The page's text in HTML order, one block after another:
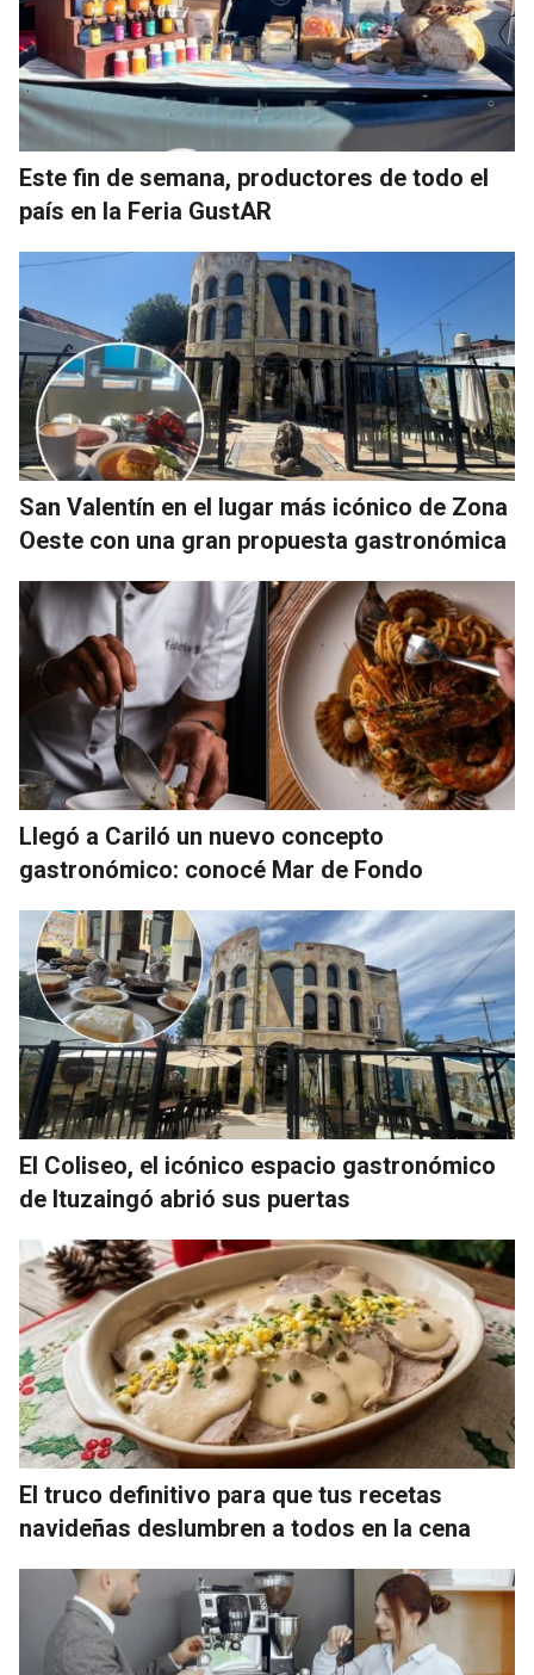
Este fin de semana, productores de todo el
país en la Feria GustAR
San Valentín en el lugar más icónico de Zona
Oeste con una gran propuesta gastronómica
Llegó a Cariló un nuevo concepto
gastronómico: conocé Mar de Fondo
El Coliseo, el icónico espacio gastronómico
de Ituzaingó abrió sus puertas
El truco definitivo para que tus recetas
navideñas deslumbren a todos en la cena